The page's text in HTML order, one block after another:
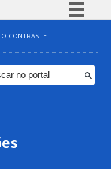
Simplifique!
Comunica BR
Participe
CONTRASTE